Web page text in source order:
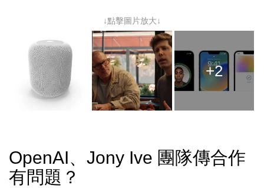
↓點擊圖片放大↓
+2
OpenAI、Jony Ive 團隊傳合作
有問題？